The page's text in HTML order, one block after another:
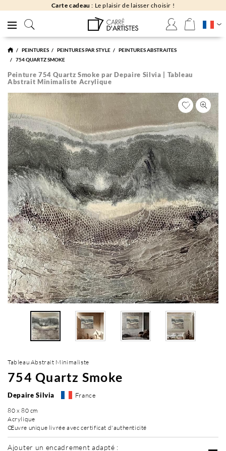
Carte cadeau : Le plaisir de laisser choisir !
PEINTURES PEINTURES PAR STYLE
PEINTURES ABSTRAITES
754 QUARTZ SMOKE
Peinture 754 Quartz Smoke par Depaire Silvia | Tableau
Abstrait Minimaliste Acrylique
Tableau Abstrait Minimaliste
754 Quartz Smoke
Depaire Silvia France
80 x 80 cm
Acrylique
Œuvre unique livrée avec certificat d'authenticité
Ajouter un encadrement adapté :